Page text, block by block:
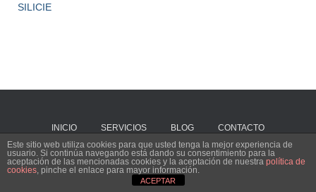
SILICIE
INICIO SERVICIOS BLOG CONTACTO
Hestia | Desarrollado porThemeIsle
Este sitio web utiliza cookies para que usted tenga la mejor experiencia de
usuario. Si continúa navegando está dando su consentimiento para la
aceptación de las mencionadas cookies y la aceptación de nuestra política de
cookies, pinche el enlace para mayor información.
ACEPTAR